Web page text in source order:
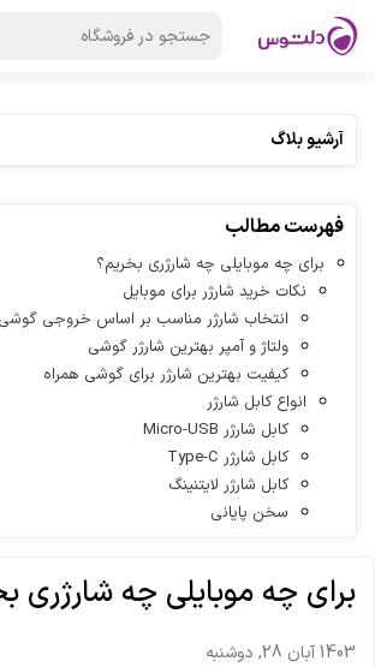
آرشیو بلاگ
فهرست مطالب
برای چه موبایلی چه شارژری بخریم؟
نکات خرید شارژر برای موبایل
انتخاب شارژر مناسب بر اساس خروجی گوشی
ولتاژ و آمپر بهترین شارژر گوشی
کیفیت بهترین شارژر برای گوشی همراه
انواع کابل شارژر
کابل شارژر Micro-USB
کابل شارژر Type-C
کابل شارژر لایتنینگ
سخن پایانی
برای چه موبایلی چه شارژری
1403 آبان 28, دوشنبه